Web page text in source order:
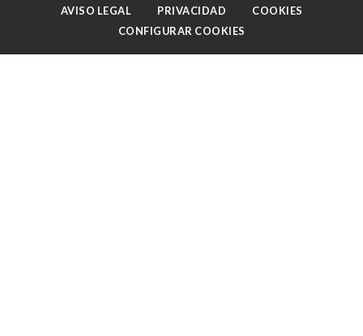
AVISO LEGAL PRIVACIDAD
COOKIES
CONFIGURAR COOKIES